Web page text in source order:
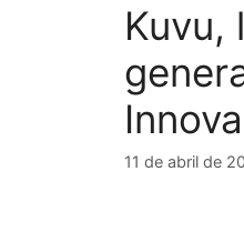
Kuvu,
11 de abril de